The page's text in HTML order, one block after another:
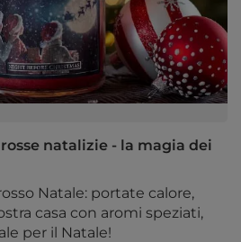
natalizie - la magia dei
Natale: portate calore,
casa con aromi speziati,
per il Natale!